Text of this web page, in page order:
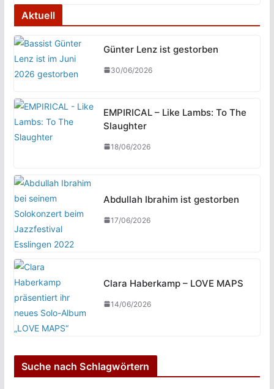
Aktuell
Günter Lenz ist gestorben
30/06/2026
EMPIRICAL – Like Lambs: To The
Slaughter
18/06/2026
Abdullah Ibrahim ist gestorben
17/06/2026
Clara Haberkamp – LOVE MAPS
14/06/2026
Suche nach Schlagwörtern